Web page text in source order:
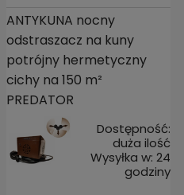
ANTYKUNA nocny
odstraszacz na kuny
potrójny hermetyczny
cichy na 150 m²
PREDATOR
Dostępność:
duża ilość
Wysyłka w: 24
godziny